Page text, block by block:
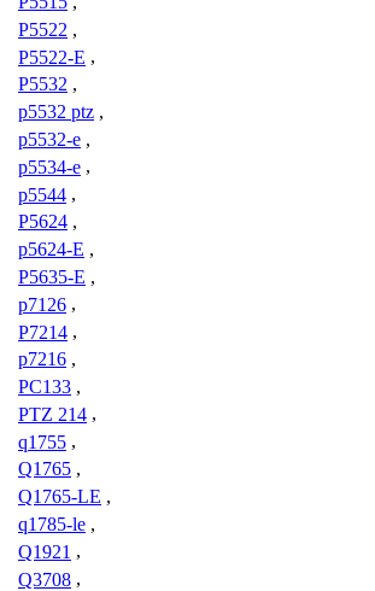
P5522 ,
P5522-E ,
P5532 ,
p5532 ptz ,
p5532-e ,
p5534-e ,
p5544 ,
P5624 ,
p5624-E ,
P5635-E ,
p7126 ,
P7214 ,
p7216 ,
PC133 ,
PTZ 214 ,
q1755 ,
Q1765 ,
Q1765-LE ,
q1785-le ,
Q1921 ,
Q3708 ,